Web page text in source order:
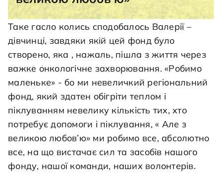
Таке гасло колись сподобалось Валерії –
дівчинці, завдяки якій цей фонд було
створено, яка , нажаль, пішла з життя через
важке онкологічне захворювання. «Робимо
маленьке» - бо ми невеличкий регіональний
фонд, який здатен обігріти теплом і
піклуванням невелику кількість тих, хто
потребує допомоги і піклування, « Але з
великою любов’ю» ми робимо все, абсолютно
все, на що вистачає сил та засобів нашого
фонду, нашої команди, наших волонтерів.